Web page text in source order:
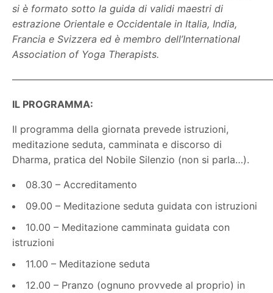
si è formato sotto la guida di validi maestri di
estrazione Orientale e Occidentale in Italia, India,
Francia e Svizzera ed è membro dell’International
Association of Yoga Therapists.
IL PROGRAMMA:
Il programma della giornata prevede istruzioni,
meditazione seduta, camminata e discorso di
Dharma, pratica del Nobile Silenzio (non si parla…).
08.30 – Accreditamento
09.00 – Meditazione seduta guidata con istruzioni
10.00 – Meditazione camminata guidata con
istruzioni
11.00 – Meditazione seduta
12.00 – Pranzo (ognuno provvede al proprio) in